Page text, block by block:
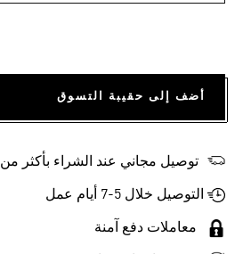
أضف إلى حقيبة التسوق
توصيل مجاني عند الشراء بأكثر من 60 ر.ع
التوصيل خلال 5-7 أيام عمل
معاملات دفع آمنة